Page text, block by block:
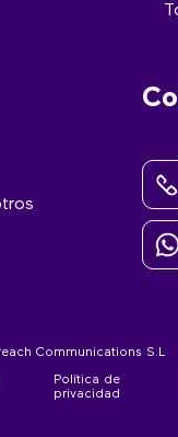
Communications S.L
Política de
privacidad